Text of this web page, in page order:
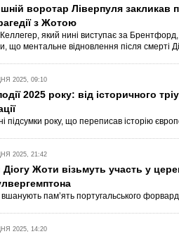
воротар Ліверпуля закликав
з Жотою
Келлегер, який нині виступає за
що ментальне відновлення після смерті
2025, 09:10
2025 року: від історичного
підсумки року, що переписав історію
2025, 21:42
Жоти візьмуть участь у
пам’ять португальського
2025, 14:20